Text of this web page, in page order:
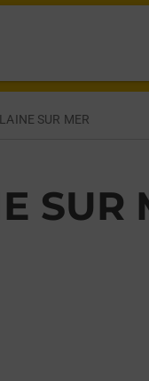
SUR MER
SUR
SUR MER,